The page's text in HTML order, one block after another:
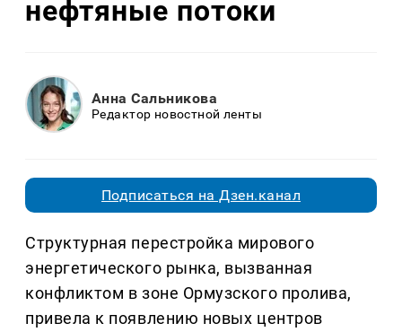
нефтяные потоки
Анна Сальникова
Редактор новостной ленты
Подписаться на Дзен.канал
Структурная перестройка мирового
энергетического рынка, вызванная
конфликтом в зоне Ормузского пролива,
привела к появлению новых центров